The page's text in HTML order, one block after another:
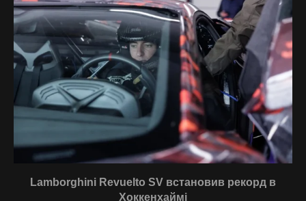
Lamborghini Revuelto SV встановив рекорд в
Хоккенхаймі